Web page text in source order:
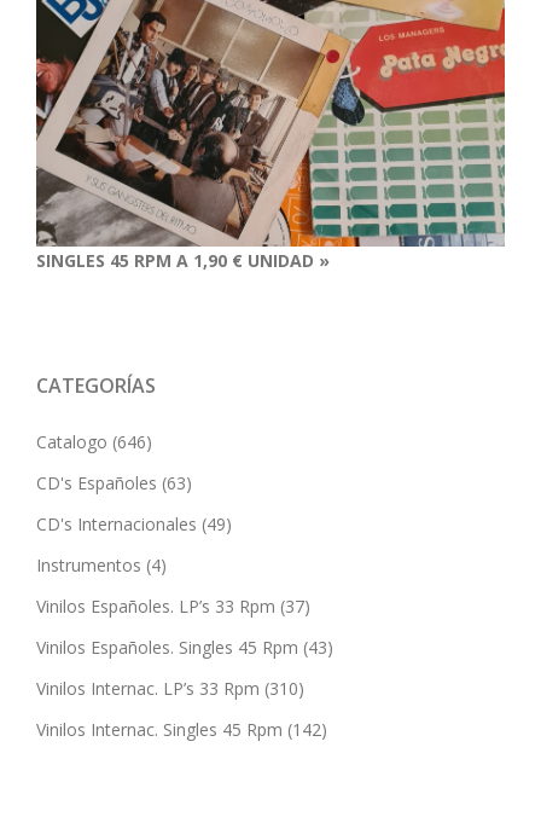
SINGLES 45 RPM A 1,90 € UNIDAD »
CATEGORÍAS
Catalogo (646)
CD's Españoles (63)
CD's Internacionales (49)
Instrumentos (4)
Vinilos Españoles. LP’s 33 Rpm (37)
Vinilos Españoles. Singles 45 Rpm (43)
Vinilos Internac. LP’s 33 Rpm (310)
Vinilos Internac. Singles 45 Rpm (142)